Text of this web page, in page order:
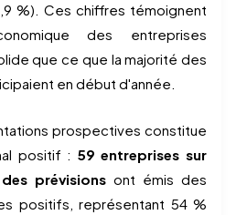
%). Ces chiffres témoignent
des entreprises
que ce que la majorité des
en début d'année.
prospectives constitue
positif : 59 entreprises sur
prévisions ont émis des
positifs, représentant 54 %